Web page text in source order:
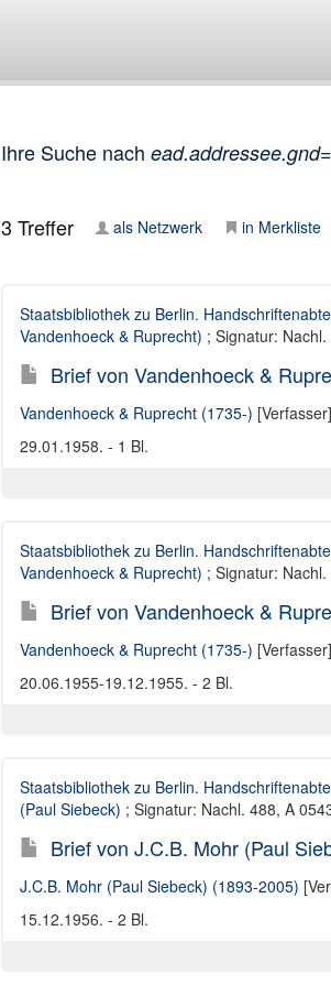
Ihre Suche nach
3 Treffer als Netzwerk in Merkliste
Staatsbibliothek zu Berlin.
Vandenhoeck & Ruprecht) ; Signatur:
Brief von Vandenhoeck &
Vandenhoeck & Ruprecht (1735-)
29.01.1958. - 1 Bl.
Staatsbibliothek zu Berlin.
Vandenhoeck & Ruprecht) ; Signatur:
Brief von Vandenhoeck &
Vandenhoeck & Ruprecht (1735-)
20.06.1955-19.12.1955. - 2 Bl.
Staatsbibliothek zu Berlin.
(Paul Siebeck) ; Signatur: Nachl. 488, A
Brief von J.C.B. Mohr (Paul
J.C.B. Mohr (Paul Siebeck) (1893-2005)
15.12.1956. - 2 Bl.